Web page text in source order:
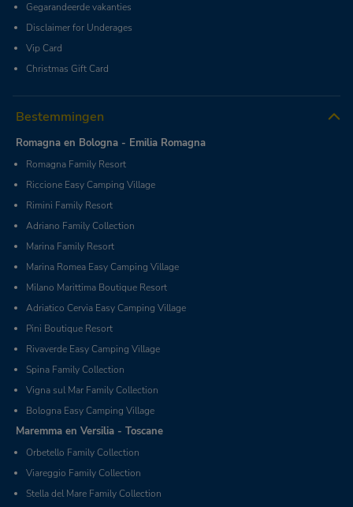
Gegarandeerde vakanties
Disclaimer for Underages
Vip Card
Christmas Gift Card
Bestemmingen
Romagna en Bologna - Emilia Romagna
Romagna Family Resort
Riccione Easy Camping Village
Rimini Family Resort
Adriano Family Collection
Marina Family Resort
Marina Romea Easy Camping Village
Milano Marittima Boutique Resort
Adriatico Cervia Easy Camping Village
Pini Boutique Resort
Rivaverde Easy Camping Village
Spina Family Collection
Vigna sul Mar Family Collection
Bologna Easy Camping Village
Maremma en Versilia - Toscane
Orbetello Family Collection
Viareggio Family Collection
Stella del Mare Family Collection